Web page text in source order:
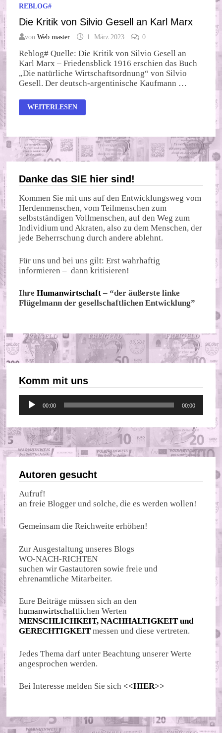
REBLOG#
Die Kritik von Silvio Gesell an Karl Marx
vonWeb master 1. März 2023 0
Reblog# Quelle: Die Kritik von Silvio Gesell an
Karl Marx – Friedensblick 1916 erschien das Buch
„Die natürliche Wirtschaftsordnung“ von Silvio
Gesell. Der deutsch-argentinische Kaufmann …
DIE
KRITIK
AN
KARL
MARX
WEITERLESEN
Danke das SIE hier sind!
Kommen Sie mit uns auf den Entwicklungsweg vom
Herdenmenschen, vom Teilmenschen zum
selbstständigen Vollmenschen, auf den Weg zum
Individium und Akraten, also zu dem Menschen, der
jede Beherrschung durch andere ablehnt.
Für uns und bei uns gilt: Erst wahrhaftig
informieren – dann kritisieren!
IhreHumanwirtschaft – “der äußerste linke
Flügelmann der gesellschaftlichen Entwicklung”
Komm mit uns
Audio-
Player
00:00 00:00
Autoren gesucht
Aufruf!
an freie Blogger und solche, die es werden wollen!
Gemeinsam die Reichweite erhöhen!
Zur Ausgestaltung unseres Blogs
WO-NACH-RICHTEN
suchen wir Gastautoren sowie freie und
ehrenamtliche Mitarbeiter.
Eure Beiträge müssen sich an den
humanwirtschaftlichen Werten
MENSCHLICHKEIT, NACHHALTIGKEIT und
GERECHTIGKEIT messen und diese vertreten.
Jedes Thema darf unter Beachtung unserer Werte
angesprochen werden.
Bei Interesse melden Sie sich <<HIER>>